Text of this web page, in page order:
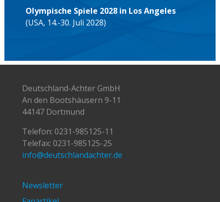
Olympische Spiele 2028 in Los Angeles
(USA, 14.-30. Juli 2028)
Deutschland-Achter GmbH
An den Bootshäusern 9-11
44147 Dortmund
Telefon: 0231-985125-11
Telefax: 0231-985125-25
info@deutschlandachter.de
Newsletter